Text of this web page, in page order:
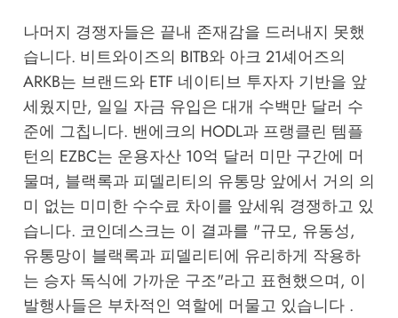
나머지 경쟁자들은 끝내 존재감을 드러내지 못했
습니다. 비트와이즈의 BITB와 아크 21셰어즈의
ARKB는 브랜드와 ETF 네이티브 투자자 기반을 앞
세웠지만, 일일 자금 유입은 대개 수백만 달러 수
준에 그칩니다. 밴에크의 HODL과 프랭클린 템플
턴의 EZBC는 운용자산 10억 달러 미만 구간에 머
물며, 블랙록과 피델리티의 유통망 앞에서 거의 의
미 없는 미미한 수수료 차이를 앞세워 경쟁하고 있
습니다. 코인데스크는 이 결과를 "규모, 유동성,
유통망이 블랙록과 피델리티에 유리하게 작용하
는 승자 독식에 가까운 구조"라고 표현했으며, 이
발행사들은 부차적인 역할에 머물고 있습니다 .